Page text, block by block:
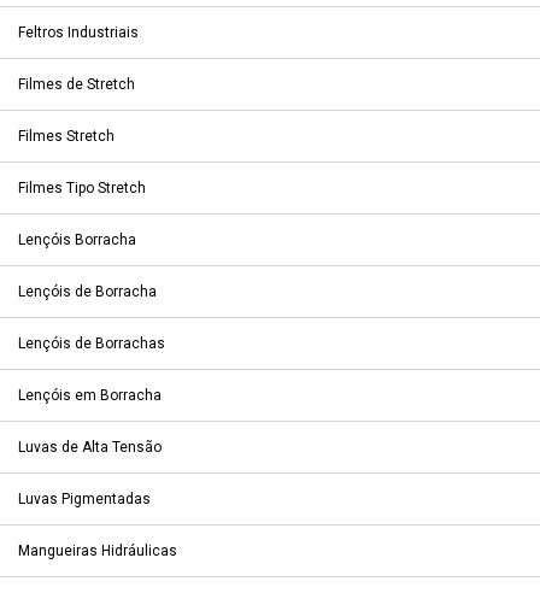
Feltros Industriais
Filmes de Stretch
Filmes Stretch
Filmes Tipo Stretch
Lençóis Borracha
Lençóis de Borracha
Lençóis de Borrachas
Lençóis em Borracha
Luvas de Alta Tensão
Luvas Pigmentadas
Mangueiras Hidráulicas